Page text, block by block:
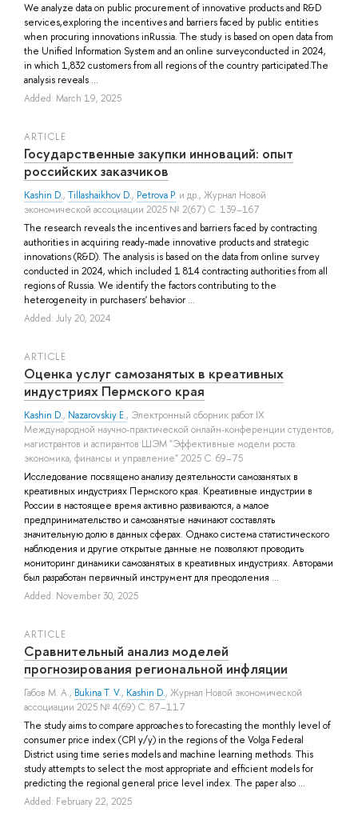
We analyze data on public procurement of innovative products and R&D
services,exploring the incentives and barriers faced by public entities
when procuring innovations inRussia. The study is based on open data from
the Unified Information System and an online surveyconducted in 2024,
in which 1,832 customers from all regions of the country participated.The
analysis reveals ...
Added: March 19, 2025
ARTICLE
Государственные закупки инноваций: опыт
российских заказчиков
Kashin D., Tillashaikhov D., Petrova P. и др., Журнал Новой
экономической ассоциации 2025 № 2(67) С. 139–167
The research reveals the incentives and barriers faced by contracting
authorities in acquiring ready-made innovative products and strategic
innovations (R&D). The analysis is based on the data from online survey
conducted in 2024, which included 1 814 contracting authorities from all
regions of Russia. We identify the factors contributing to the
heterogeneity in purchasers' behavior ...
Added: July 20, 2024
ARTICLE
Оценка услуг самозанятых в креативных
индустриях Пермского края
Kashin D., Nazarovskiy E., Электронный сборник работ IX
Международной научно-практической онлайн-конференции студентов,
магистрантов и аспирантов ШЭМ "Эффективные модели роста:
экономика, финансы и управление" 2025 С. 69–75
Исследование посвящено анализу деятельности самозанятых в
креативных индустриях Пермского края. Креативные индустрии в
России в настоящее время активно развиваются, а малое
предпринимательство и самозанятые начинают составлять
значительную долю в данных сферах. Однако система статистического
наблюдения и другие открытые данные не позволяют проводить
мониторинг динамики самозанятых в креативных индустриях. Авторами
был разработан первичный инструмент для преодоления ...
Added: November 30, 2025
ARTICLE
Сравнительный анализ моделей
прогнозирования региональной инфляции
Габов М. А., Bukina T. V., Kashin D., Журнал Новой экономической
ассоциации 2025 № 4(69) С. 87–117
The study aims to compare approaches to forecasting the monthly level of
consumer price index (CPI y/y) in the regions of the Volga Federal
District using time series models and machine learning methods. This
study attempts to select the most appropriate and efficient models for
predicting the regional general price level index. The paper also ...
Added: February 22, 2025